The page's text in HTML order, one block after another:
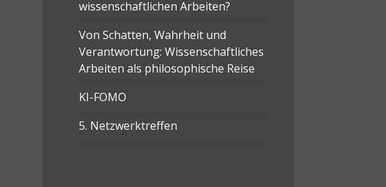
wissenschaftlichen Arbeiten?
Von Schatten, Wahrheit und
Verantwortung: Wissenschaftliches
Arbeiten als philosophische Reise
KI-FOMO
5. Netzwerktreffen